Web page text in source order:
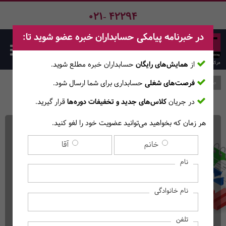
021- 42294
دوره آنلاین نکات و تست
حسابداری گروه و تلفیق
(ویژه داوطلبان آزمون جامعه
حسابداران رسمی)
(دوره آنلاین)
صفحه اصلی دوره‌ها
در خبرنامه پیامکی حسابداران خبره عضو شوید تا:
از همایش‌های رایگان حسابداران خبره مطلع ‎شوید.
فرصت‌های شغلی حسابداری برای شما ارسال شود.
در جریانکلاس‌های جدید و تخفیفات دوره‌هاقرار گیرید.
هر زمان که بخواهید می‌توانید عضویت خود را لغو کنید.
خانم آقا
نام
نام خانوادگی
تلفن